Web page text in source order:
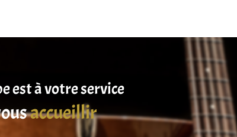
est à votre service
satisfaire